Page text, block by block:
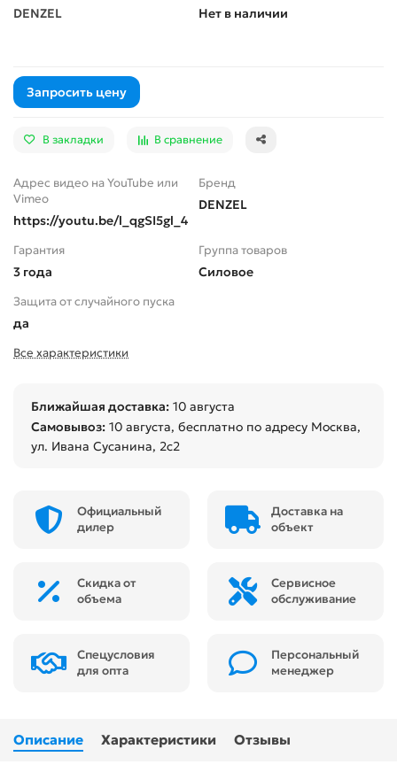
DENZEL Нет в наличии
Запросить цену
В закладки В сравнение
Адрес видео на YouTube или
Vimeo
https://youtu.be/l_qgSI5gl_4
Бренд
DENZEL
Гарантия
3 года
Группа товаров
Силовое
Защита от случайного пуска
да
Все характеристики
Ближайшая доставка: 10 августа
Самовывоз: 10 августа, бесплатно по адресу Москва,
ул. Ивана Сусанина, 2с2
Официальный
дилер
Доставка на
объект
Скидка от
объема
Сервисное
обслуживание
Спецусловия
для опта
Персональный
менеджер
Описание Характеристики Отзывы